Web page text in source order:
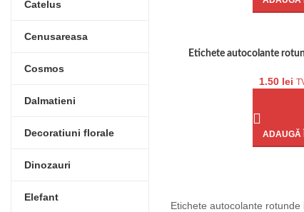
Catelus
Cenusareasa
Cosmos
Dalmatieni
Decoratiuni florale
Dinozauri
Elefant
Etichete autocolante
1.50 lei
ADAUGĂ
Etichete autocolante